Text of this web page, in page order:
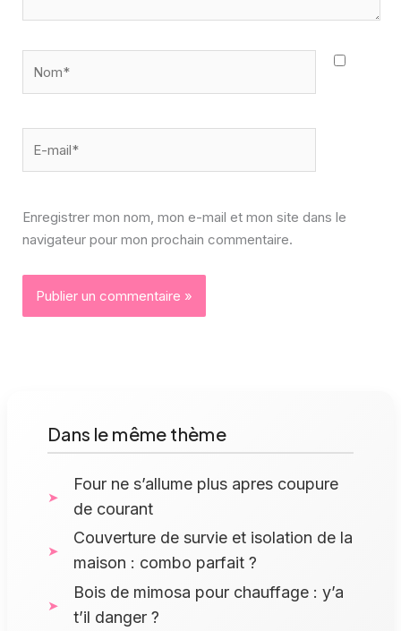
mail*
Enregistrer mon nom, mon e-mail et mon site dans le
navigateur pour mon prochain commentaire.
Dans le même thème
Four ne s’allume plus apres coupure
de courant
Couverture de survie et isolation de la
maison : combo parfait ?
Bois de mimosa pour chauffage : y’a
t’il danger ?